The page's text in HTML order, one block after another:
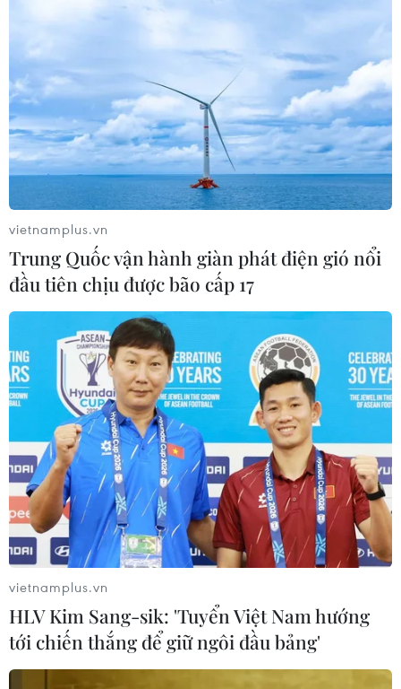
vietnamplus.vn
Trung Quốc vận hành giàn phát điện gió nổi
đầu tiên chịu được bão cấp 17
vietnamplus.vn
HLV Kim Sang-sik: 'Tuyển Việt Nam hướng
tới chiến thắng để giữ ngôi đầu bảng'